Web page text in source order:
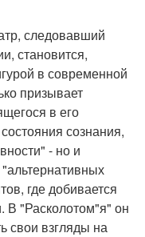
следовавший
становится,
в современной
призывает
в его
сознания,
- но и
где добивается
В "Расколотом"я" он
свои взгляды на